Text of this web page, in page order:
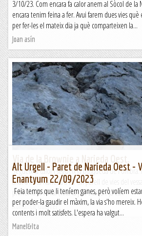
3/10/23. Com encara fa calor anem al Sòcol de la
encara tenim feina a fer. Avui farem dues vies què
per fer-les el mateix dia ja què comparteixen la...
Joan asín
Segueix la calor i segueix la búsqueda de l'ombra.
anat a Roca Narieda a fer un parell de vies del
primer la Ja et val (feta fa just 9 anys... ja es...
Romàntic Guerrer
Alt Urgell - Paret de Narieda Oest -
Enantyum 22/09/2023
Feia temps que li teníem ganes, però volíem
per poder-la gaudir el màxim, la via s'ho mereix.
contents i molt satisfets. L'espera ha valgut...
Manel&Ita